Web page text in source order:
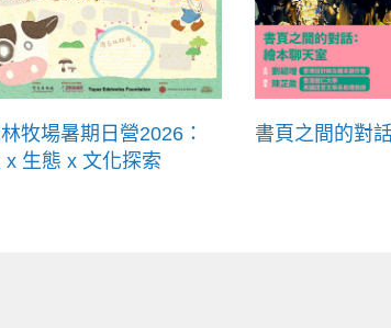
牧場暑期日營2026：
x 生態 x 文化探索
書頁之間的對